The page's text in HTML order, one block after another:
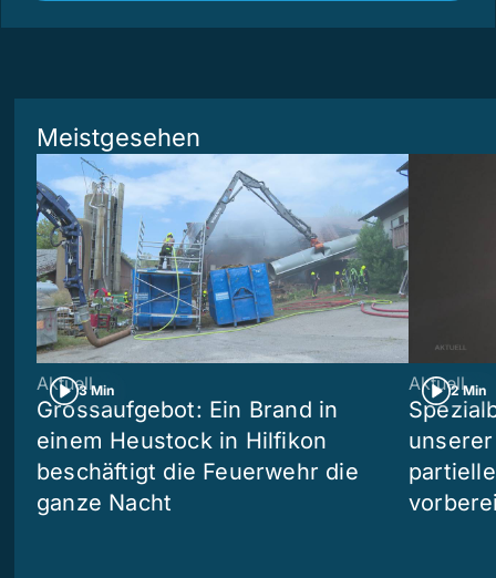
Meistgesehen
3 Min
Aktuell
Grossaufgebot: Ein Brand in
einem Heustock in Hilfikon
beschäftigt die Feuerwehr die
ganze Nacht
2 Min
Aktuell